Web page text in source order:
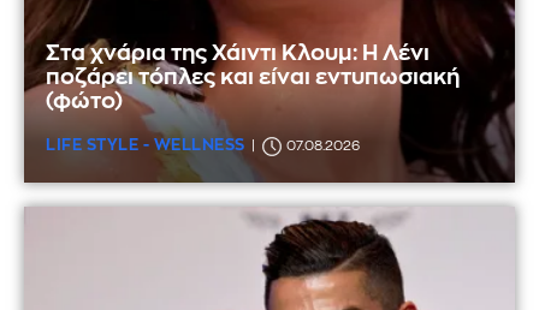
Στα χνάρια της Χάιντι Κλουμ: Η Λένι
ποζάρει τόπλες και είναι εντυπωσιακή
(φώτο)
LIFE STYLE - WELLNESS 07.08.2026